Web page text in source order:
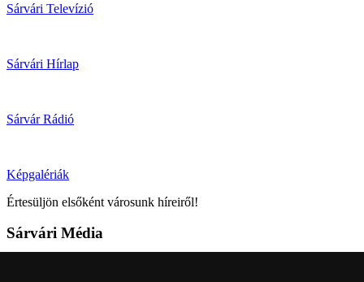
Sárvári Televízió
Sárvári Hírlap
Sárvár Rádió
Képgalériák
Értesüljön elsőként városunk híreiről!
Sárvári Média